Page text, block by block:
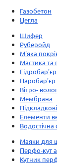
Газобетон
Цегла
Шифер
Руберойд
М'яка
Мастика
Гідробар'єр
Паробар'єр
Вітро-
Мембрана
Елементи
Водостічна
Маяки для
Перфо-кут
Кутник